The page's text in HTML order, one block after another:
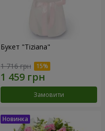
Букет "Tiziana"
1 716 грн
Замовити